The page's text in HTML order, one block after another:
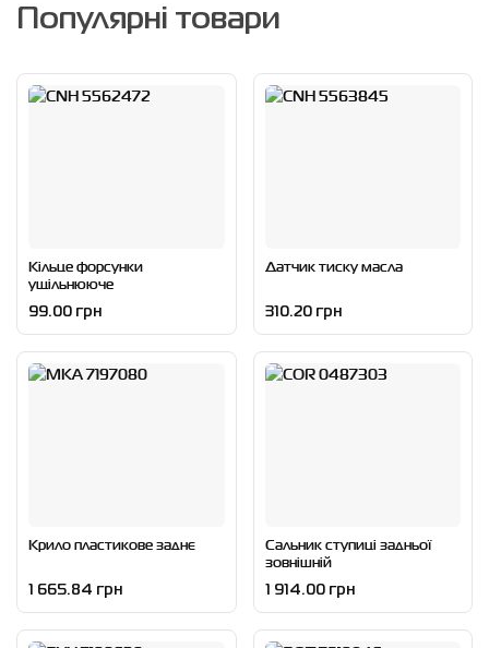
Популярні товари
Кільце форсунки
ущільнююче
99.00 грн
Датчик тиску масла
310.20 грн
Крило пластикове заднє
1 665.84 грн
Сальник ступиці задньої
зовнішній
1 914.00 грн